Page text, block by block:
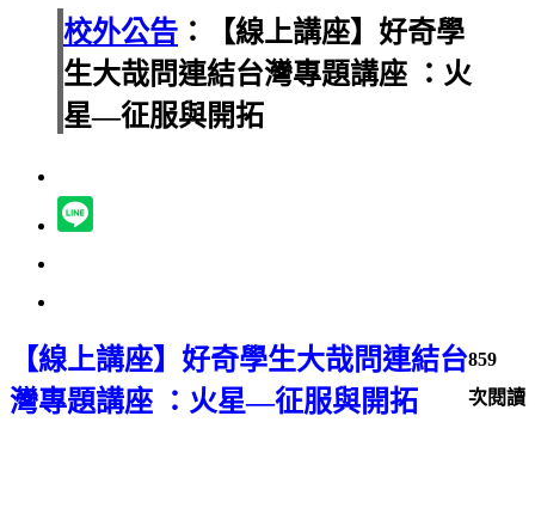
校外公告 ：【線上講座】好奇學
生大哉問連結台灣專題講座 ：火
星—征服與開拓
859
次閱讀
【線上講座】好奇學生大哉問連結台
灣專題講座 ：火星—征服與開拓